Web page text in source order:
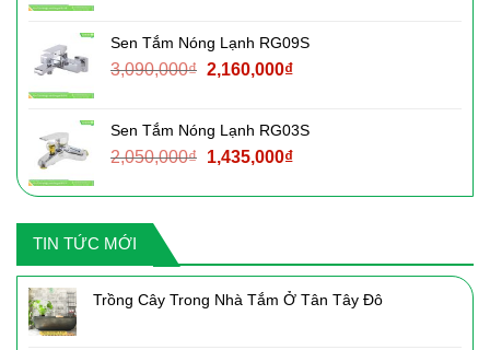
2,760,000₫.là:
1,930,000₫.
Sen Tắm Nóng Lạnh RG09S
3,090,000₫ Giá
3,090,000₫.
2,160,000₫Giá
là:
2,160,000₫.
Sen Tắm Nóng Lạnh RG03S
2,050,000₫ Giá
là:
1,435,000₫Giá
tại
TIN TỨC MỚI
Trồng Cây Trong Nhà Tắm Ở Tân Tây Đô